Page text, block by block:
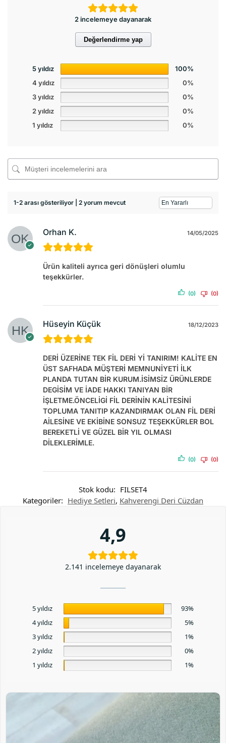
2 incelemeye dayanarak
Değerlendirme yap
5 yıldız
100%
4 yıldız
0%
3 yıldız
0%
2 yıldız
0%
1 yıldız
0%
1-2 arası gösteriliyor | 2 yorum mevcut
Orhan K. 14/05/2025
Ürün kaliteli ayrıca geri dönüşleri olumlu
teşekkürler.
(0) (0)
Hüseyin Küçük 18/12/2023
DERİ ÜZERİNE TEK FİL DERİ Yİ TANIRIM! KALİTE EN
ÜST SAFHADA MÜŞTERİ MEMNUNİYETİ İLK
PLANDA TUTAN BİR KURUM.İSİMSİZ ÜRÜNLERDE
DEGİSİM VE İADE HAKKI TANIYAN BİR
İŞLETME.ÖNCELİGİ FİL DERİNİN KALİTESİNİ
TOPLUMA TANITIP KAZANDIRMAK OLAN FİL DERİ
AİLESİNE VE EKİBİNE SONSUZ TEŞEKKÜRLER BOL
BEREKETLİ VE GÜZEL BİR YIL OLMASI
DİLEKLERİMLE.
(0) (0)
Stok kodu: FILSET4
Kategoriler: Hediye Setleri, Kahverengi Deri Cüzdan
4,9
2.141 incelemeye dayanarak
5 yıldız
93%
4 yıldız
5%
3 yıldız
1%
2 yıldız
0%
1 yıldız
1%